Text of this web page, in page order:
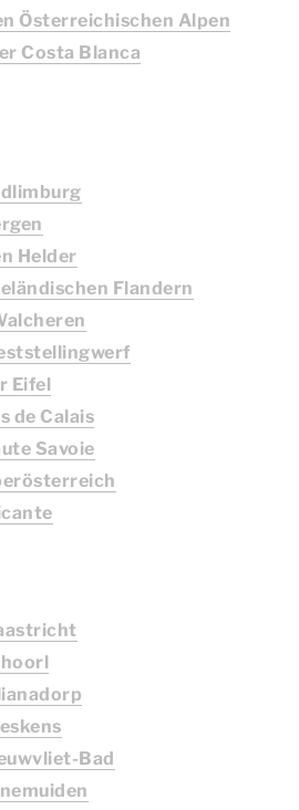
Österreichischen Alpen
Costa Blanca
Helder
Flandern
Eifel
de Calais
Savoie
Bad